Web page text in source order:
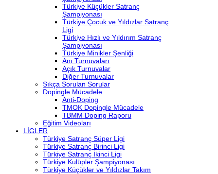
Türkiye Küçükler Satranç
Şampiyonası
Türkiye Çocuk ve Yıldızlar Satranç
Ligi
Türkiye Hızlı ve Yıldırım Satranç
Şampiyonası
Türkiye Minikler Şenliği
Anı Turnuvaları
Açık Turnuvalar
Diğer Turnuvalar
Sıkça Sorulan Sorular
Dopingle Mücadele
Anti-Doping
TMOK Dopingle Mücadele
TBMM Doping Raporu
Eğitim Videoları
LİGLER
Türkiye Satranç Süper Ligi
Türkiye Satranç Birinci Ligi
Türkiye Satranç İkinci Ligi
Türkiye Kulüpler Şampiyonası
Türkiye Küçükler ve Yıldızlar Takım